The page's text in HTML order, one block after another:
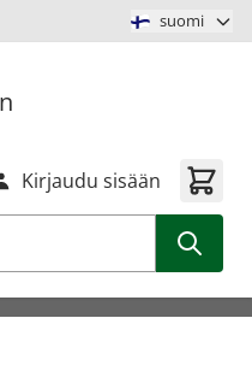
suomi
Kirjaudu sisään